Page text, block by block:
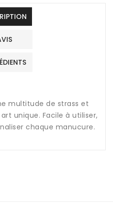
multitude de strass et
unique. Facile à utiliser,
chaque manucure.